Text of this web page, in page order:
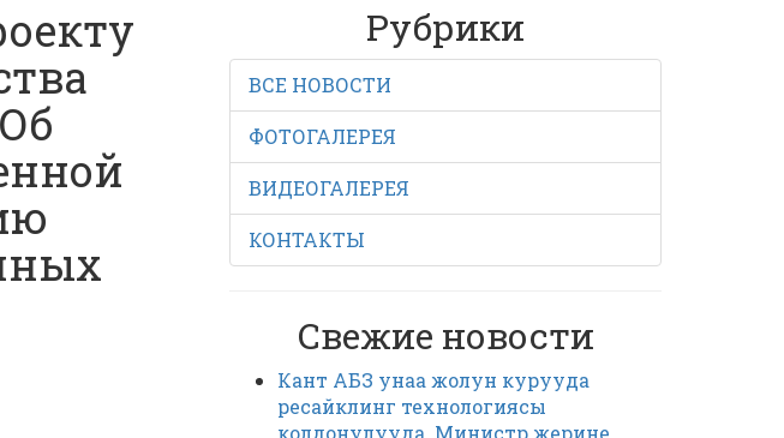
Рубрики
ВСЕ НОВОСТИ
ФОТОГАЛЕРЕЯ
ВИДЕОГАЛЕРЕЯ
КОНТАКТЫ
Свежие новости
Кант АБЗ унаа жолун курууда
ресайклинг технологиясы
колдонулууда. Министр жерине